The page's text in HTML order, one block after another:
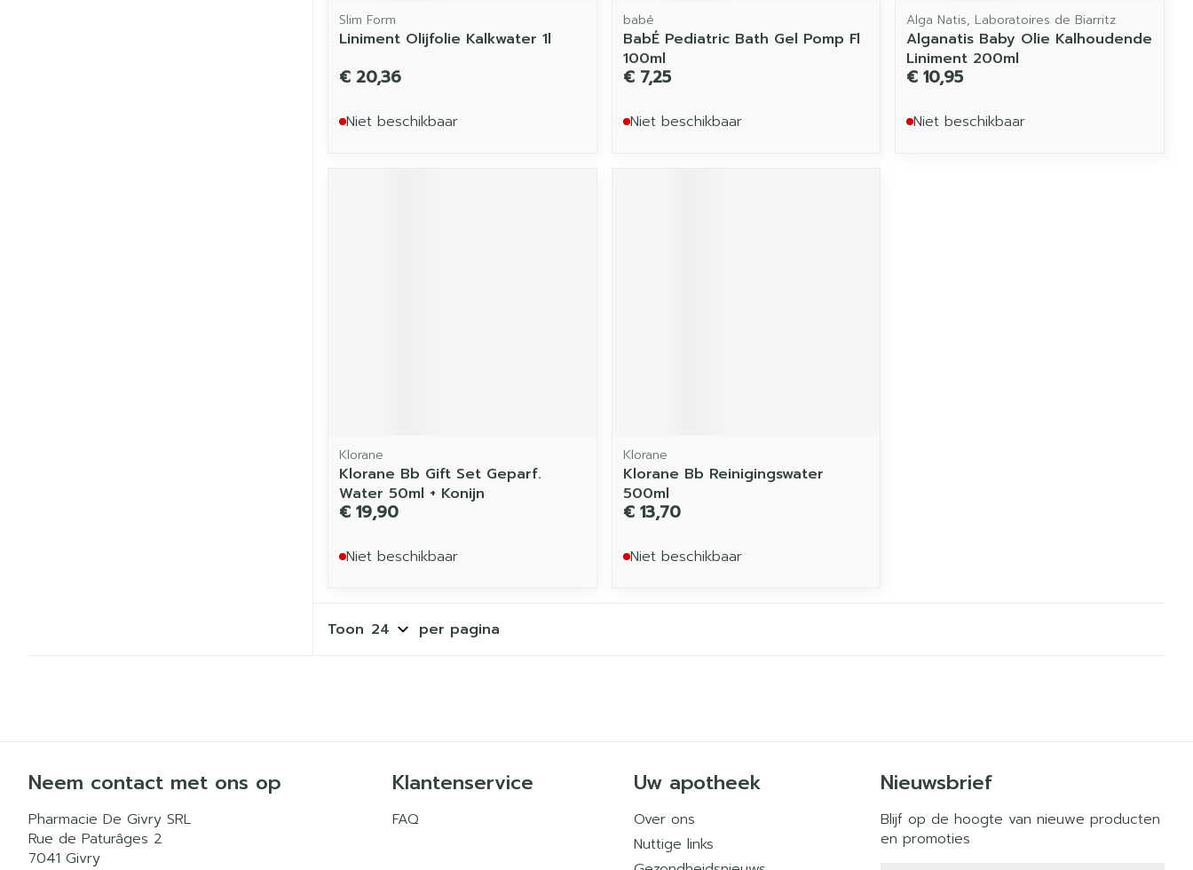
Slim Form
Liniment Olijfolie Kalkwater 1l
€ 20,36
Niet beschikbaar
babé
BabÉ Pediatric Bath Gel Pomp Fl
100ml
€ 7,25
Niet beschikbaar
Alga Natis, Laboratoires de Biarritz
Alganatis Baby Olie Kalhoudende
Liniment 200ml
€ 10,95
Niet beschikbaar
Klorane
Klorane Bb Gift Set Geparf.
Water 50ml + Konijn
€ 19,90
Niet beschikbaar
Klorane
Klorane Bb Reinigingswater
500ml
€ 13,70
Niet beschikbaar
Toon per pagina
Neem contact met ons op
Pharmacie De Givry SRL
Rue de Paturâges 2
7041 Givry
Klantenservice
FAQ
Uw apotheek
Over ons
Nuttige links
Nieuwsbrief
Blijf op de hoogte van nieuwe producten
en promoties